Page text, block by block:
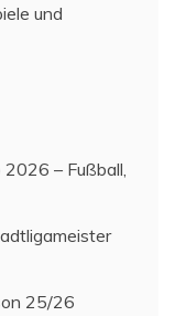
und
– Fußball,
25/26